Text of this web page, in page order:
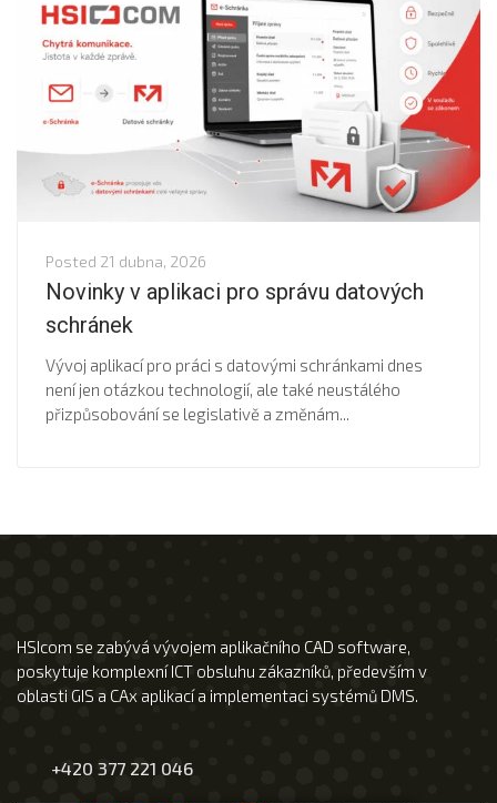
Posted 21 dubna, 2026
Novinky v aplikaci pro správu datových
schránek
Vývoj aplikací pro práci s datovými schránkami dnes
není jen otázkou technologií, ale také neustálého
přizpůsobování se legislativě a změnám...
HSIcom se zabývá vývojem aplikačního CAD software,
poskytuje komplexní ICT obsluhu zákazníků, především v
oblasti GIS a CAx aplikací a implementaci systémů DMS.
+420 377 221 046